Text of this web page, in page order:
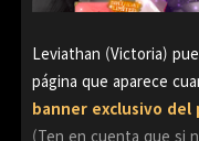
Leviathan (Victoria)
página que aparece
banner exclusivo del
(Ten en cuenta que si